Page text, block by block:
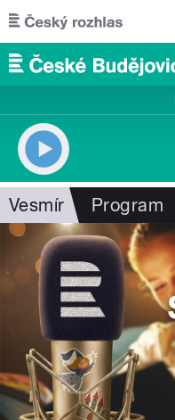
Přejít k hlavnímu obsahu
Vesmír Program